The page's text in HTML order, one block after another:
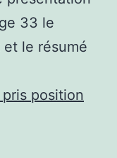
33 le
et le résumé
pris position